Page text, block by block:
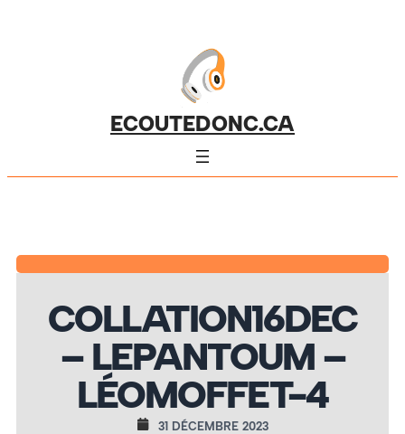
ECOUTEDONC.CA
COLLATION16DEC
– LEPANTOUM –
LÉOMOFFET-4
31 DÉCEMBRE 2023